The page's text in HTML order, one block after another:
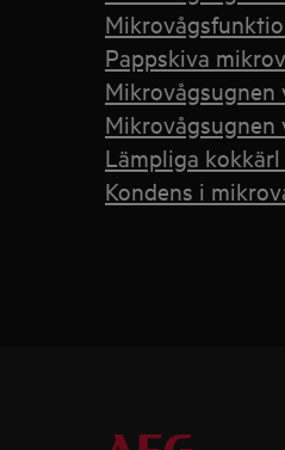
Pappskiva
Mikrovågsugnen
Mikrovågsugnen
Lämpliga
Kondens i